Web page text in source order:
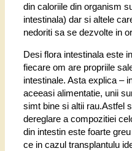
din caloriile din organism
intestinala) dar si altele
nedoriti sa se dezvolte in
Desi flora intestinala este
fiecare om are propriile
intestinale. Asta explica –
aceeasi alimentatie, unii
simt bine si altii rau.Astfel
dereglare a compozitiei
din intestin este foarte
ce in cazul transplantulu